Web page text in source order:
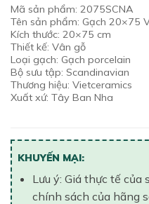
Mã sản phẩm: 2075SCNA
Tên sản phẩm: Gạch 20×75
Kích thước: 20×75 cm
Thiết kế: Vân gỗ
Loại gạch: Gạch porcelain
Bộ sưu tập: Scandinavian
Thương hiệu: Vietceramics
Xuất xứ: Tây Ban Nha
KHUYẾN MẠI:
Lưu ý: Giá thực tế
chính sách của hãng